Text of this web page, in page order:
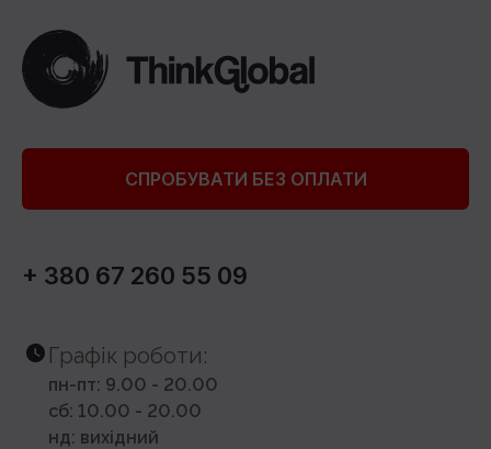
СПРОБУВАТИ БЕЗ ОПЛАТИ
+ 380 67 260 55 09
Графік роботи:
пн-пт: 9.00 - 20.00
сб: 10.00 - 20.00
нд: вихідний